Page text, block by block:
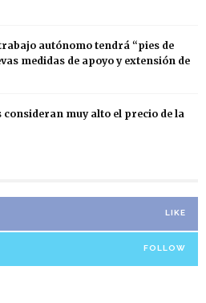
autónomo tendrá “pies de
medidas de apoyo y extensión de
consideran muy alto el precio de la
LIKE
FOLLOW